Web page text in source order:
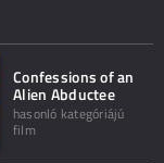
Confessions of an
Alien Abductee
hasonló kategóriájú
film